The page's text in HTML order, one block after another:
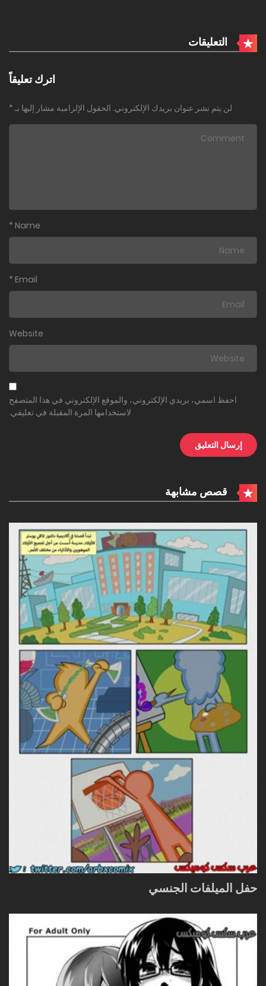
التعليقات
اترك تعليقاً
لن يتم نشر عنوان بريدك الإلكتروني. الحقول الإلزامية مشار إليها بـ *
Name
*
Email
*
Website
احفظ اسمي، بريدي الإلكتروني، والموقع الإلكتروني في هذا المتصفح
لاستخدامها المرة المقبلة في تعليقي.
قصص مشابهة
حفل الميلفات الجنسي